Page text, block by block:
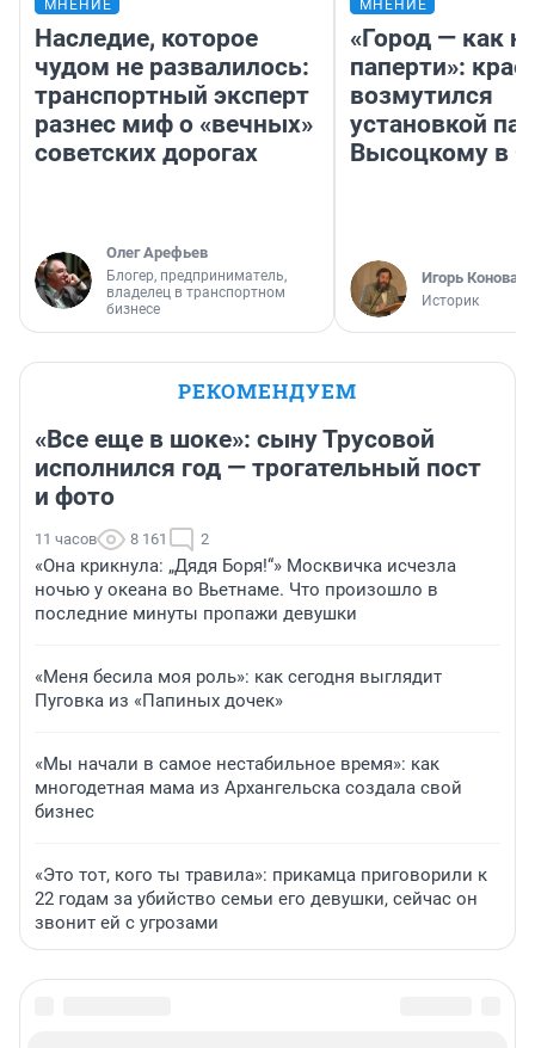
МНЕНИЕ
Наследие, которое
чудом не развалилось:
транспортный эксперт
разнес миф о «вечных»
советских дорогах
Олег Арефьев
Блогер, предприниматель,
владелец в транспортном
бизнесе
МНЕНИЕ
«Город — как
паперти»:
возмутился
установкой
Высоцкому в
Игорь
Историк
РЕКОМЕНДУЕМ
«Все еще в шоке»: сыну Трусовой
исполнился год — трогательный пост
и фото
11 часов 8 161 2
«Она крикнула: „Дядя Боря!“» Москвичка исчезла
ночью у океана во Вьетнаме. Что произошло в
последние минуты пропажи девушки
«Меня бесила моя роль»: как сегодня выглядит
Пуговка из «Папиных дочек»
«Мы начали в самое нестабильное время»: как
многодетная мама из Архангельска создала свой
бизнес
«Это тот, кого ты травила»: прикамца приговорили к
22 годам за убийство семьи его девушки, сейчас он
звонит ей с угрозами